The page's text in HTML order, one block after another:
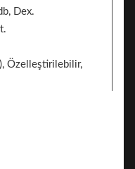
Dex.
Özelleştirilebilir,